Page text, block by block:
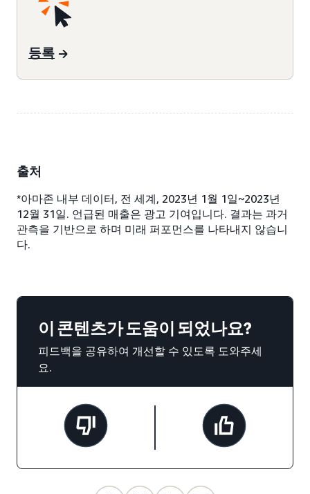
등록
출처
*아마존 내부 데이터, 전 세계, 2023년 1월 1일~2023년
12월 31일. 언급된 매출은 광고 기여입니다. 결과는 과거
관측을 기반으로 하며 미래 퍼포먼스를 나타내지 않습니
다.
이 콘텐츠가 도움이 되었나요?
피드백을 공유하여 개선할 수 있도록 도와주세
요.